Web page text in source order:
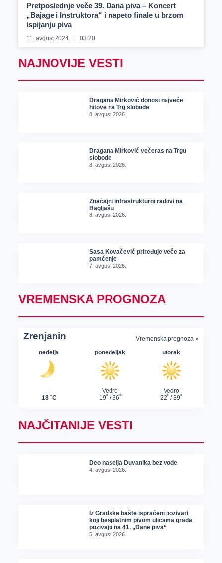
Pretposlednje veče 39. Dana piva – Koncert
„Bajage i Instruktora“ i napeto finale u brzom
ispijanju piva
11. avgust 2024. 03:20
NAJNOVIJE VESTI
Dragana Mirković donosi najveće
hitove na Trg slobode
8. avgust 2026.
Dragana Mirković večeras na Trgu
slobode
8. avgust 2026.
Značajni infrastrukturni radovi na
Bagljašu
8. avgust 2026.
Sasa Kovačević priređuje veče za
pamćenje
7. avgust 2026.
VREMENSKA PROGNOZA
NAJČITANIJE VESTI
Deo naselja Duvanika bez vode
4. avgust 2026.
Iz Gradske bašte ispraćeni pozivari
koji besplatnim pivom ulicama grada
pozivaju na 41. „Dane piva“
5. avgust 2026.